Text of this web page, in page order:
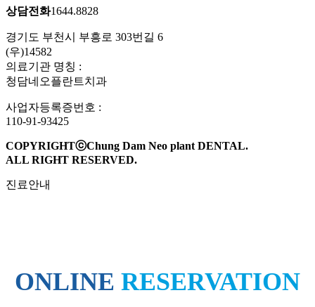
상담전화1644.8828
경기도 부천시 부흥로 303번길 6
(우)14582
의료기관 명칭 :
청담네오플란트치과
사업자등록증번호 :
110-91-93425
COPYRIGHTⓒChung Dam Neo plant DENTAL.
ALL RIGHT RESERVED.
진료안내
ONLINE RESERVATION